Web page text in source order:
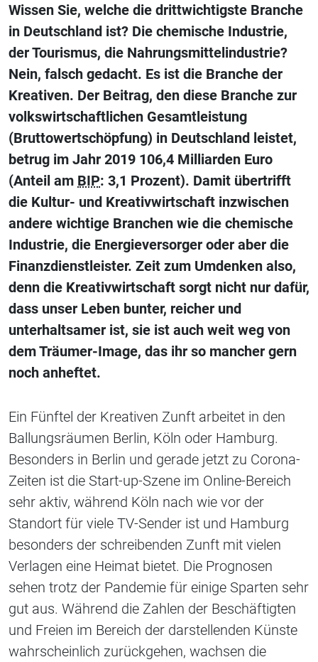
Wissen Sie, welche die drittwichtigste Branche
in Deutschland ist? Die chemische Industrie,
der Tourismus, die Nahrungsmittelindustrie?
Nein, falsch gedacht. Es ist die Branche der
Kreativen. Der Beitrag, den diese Branche zur
volkswirtschaftlichen Gesamtleistung
(Bruttowertschöpfung) in Deutschland leistet,
betrug im Jahr 2019 106,4 Milliarden Euro
(Anteil am BIP: 3,1 Prozent). Damit übertrifft
die Kultur- und Kreativwirtschaft inzwischen
andere wichtige Branchen wie die chemische
Industrie, die Energieversorger oder aber die
Finanzdienstleister. Zeit zum Umdenken also,
denn die Kreativwirtschaft sorgt nicht nur dafür,
dass unser Leben bunter, reicher und
unterhaltsamer ist, sie ist auch weit weg von
dem Träumer-Image, das ihr so mancher gern
noch anheftet.
Ein Fünftel der Kreativen Zunft arbeitet in den
Ballungsräumen Berlin, Köln oder Hamburg.
Besonders in Berlin und gerade jetzt zu Corona-
Zeiten ist die Start-up-Szene im Online-Bereich
sehr aktiv, während Köln nach wie vor der
Standort für viele TV-Sender ist und Hamburg
besonders der schreibenden Zunft mit vielen
Verlagen eine Heimat bietet. Die Prognosen
sehen trotz der Pandemie für einige Sparten sehr
gut aus. Während die Zahlen der Beschäftigten
und Freien im Bereich der darstellenden Künste
wahrscheinlich zurückgehen, wachsen die